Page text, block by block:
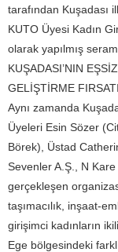
tarafından Kuşadası
KUTO Üyesi Kadın
olarak yapılmış
KUŞADASI’NIN
GELİŞTİRME
Aynı zamanda
Üyeleri Esin Sözer
Börek), Üstad
Sevenler A.Ş., N Kare
gerçekleşen
taşımacılık, inşaat-
girişimci kadınların
Ege bölgesindeki